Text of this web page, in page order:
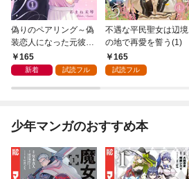
偽りのペアリング～偽
装恋人になった元彼は
過保護に私を溺愛する
～(1)
165
新着 試読フル
不遇な平民聖女は辺境
の地で再愛を誓う(1)
165
試読フル
少年マンガのおすすめ本